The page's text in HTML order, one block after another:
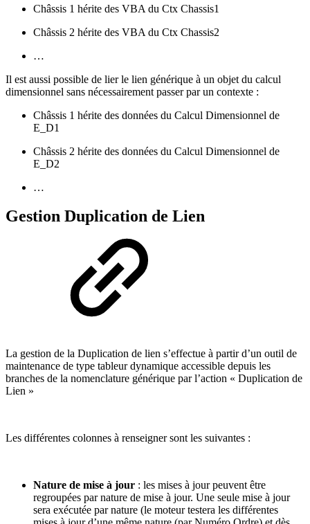
Châssis 1 hérite des VBA du Ctx Chassis1
Châssis 2 hérite des VBA du Ctx Chassis2
…
Il est aussi possible de lier le lien générique à un objet du calcul
dimensionnel sans nécessairement passer par un contexte :
Châssis 1 hérite des données du Calcul Dimensionnel de
E_D1
Châssis 2 hérite des données du Calcul Dimensionnel de
E_D2
…
Gestion Duplication de Lien
La gestion de la Duplication de lien s’effectue à partir d’un outil de
maintenance de type tableur dynamique accessible depuis les
branches de la nomenclature générique par l’action « Duplication de
Lien »
Les différentes colonnes à renseigner sont les suivantes :
Nature de mise à jour : les mises à jour peuvent être
regroupées par nature de mise à jour. Une seule mise à jour
sera exécutée par nature (le moteur testera les différentes